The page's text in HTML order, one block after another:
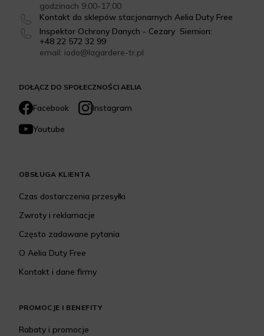
DOŁĄCZ DO SPOŁECZNOŚCI AELIA
Facebook
Instagram
Youtube
godzinach 9:00-17:00
Kontakt do sklepów stacjonarnych Aelia Duty Free
Inspektor Ochrony Danych - Cezary Siemion:
+48 22 572 32 99
email: iodo@lagardere-tr.pl
OBSŁUGA KLIENTA
Czas dostarczenia przesyłki
Zwroty i reklamacje
Często zadawane pytania
O Aelia Duty Free
Kontakt i dane firmy
PROMOCJE I BENEFITY
Rabaty i promocje